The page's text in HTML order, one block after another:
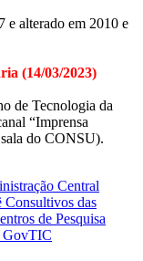
e alterado em 2010 e
(14/03/2023)
de Tecnologia da
“Imprensa
do CONSU).
Central
categoria:
Consultivos das
de Pesquisa
GovTIC